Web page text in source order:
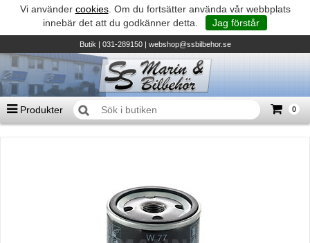
Vi använder cookies. Om du fortsätter använda vår webbplats
innebär det att du godkänner detta.
Jag förstår
Butik| 031-289150 | webshop@ssbilbehor.se
Produkter 0
Suzuki - Utombordare
Suzumar - Gummibåtar